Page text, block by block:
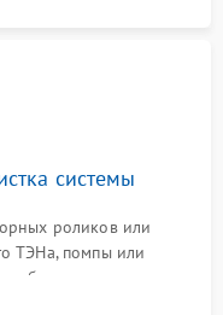
системы
роликов или
ТЭНа, помпы или
очистка
и воздуховодов от